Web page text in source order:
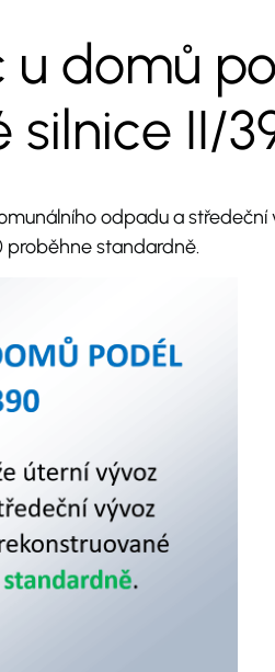
u domů
silnice II/
odpadu a
proběhne standardně.